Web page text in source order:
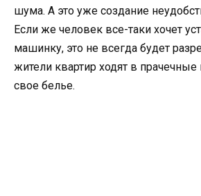
шума. А это уже создание
Если же человек все-таки хочет
машинку, это не всегда будет
жители квартир ходят в прачечные
свое белье.